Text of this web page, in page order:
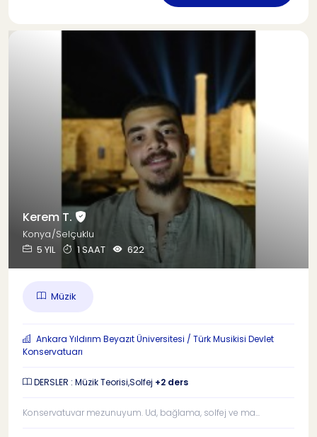
Kerem T.
Konya/Selçuklu
5 YIL
1 SAAT 622
Müzik
Ankara Yıldırım Beyazıt Üniversitesi / Türk Musikisi Devlet
Konservatuarı
DERSLER : Müzik Teorisi,Solfej +2 ders
Konservatuvar mezunuyum. Ud, bağlama, solfej ve ma...